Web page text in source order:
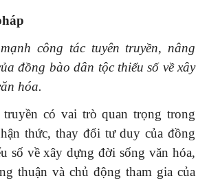
công tác tuyên truyền, nâng
đồng bào dân tộc thiểu số về xây
hóa.
truyền có vai trò quan trọng trong
thức, thay đổi tư duy của đồng
số về xây dựng đời sống văn hóa,
thuận và chủ động tham gia của